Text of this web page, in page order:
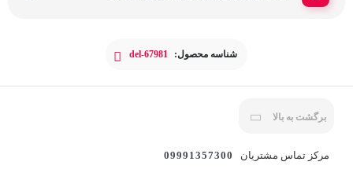
شناسه محصول: del-67981
برگشت به بالا
مرکز تماس مشتریان
09991357300